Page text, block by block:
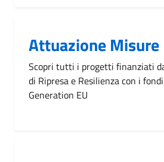
Attuazione Misure
Scopri tutti i progetti finanziati
di Ripresa e Resilienza con i
Generation EU